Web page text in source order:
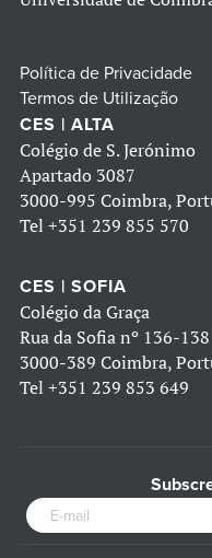
Política de Privacidade
Termos de Utilização
CES | ALTA
Colégio de S. Jerónimo
Apartado 3087
3000-995 Coimbra,
Tel +351 239 855 570
CES | SOFIA
Colégio da Graça
Rua da Sofia nº 136-138
3000-389 Coimbra,
Tel +351 239 853 649